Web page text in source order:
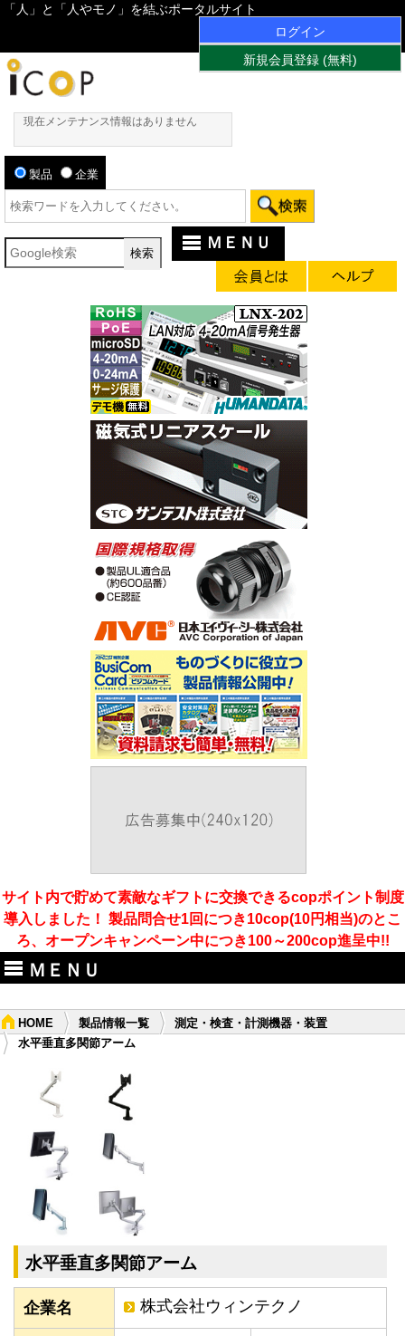
「人」と「人やモノ」を結ぶポータルサイト
ログイン
新規会員登録 (無料)
現在メンテナンス情報はありません
製品 企業
ＭＥＮＵ
サイト内で貯めて素敵なギフトに交換できるcopポイント制度
導入しました！ 製品問合せ1回につき10cop(10円相当)のとこ
ろ、オープンキャンペーン中につき100～200cop進呈中!!
ＭＥＮＵ
HOME 製品情報一覧
測定・検査・計測機器・装置
水平垂直多関節アーム
水平垂直多関節アーム
企業名 株式会社ウィンテクノ